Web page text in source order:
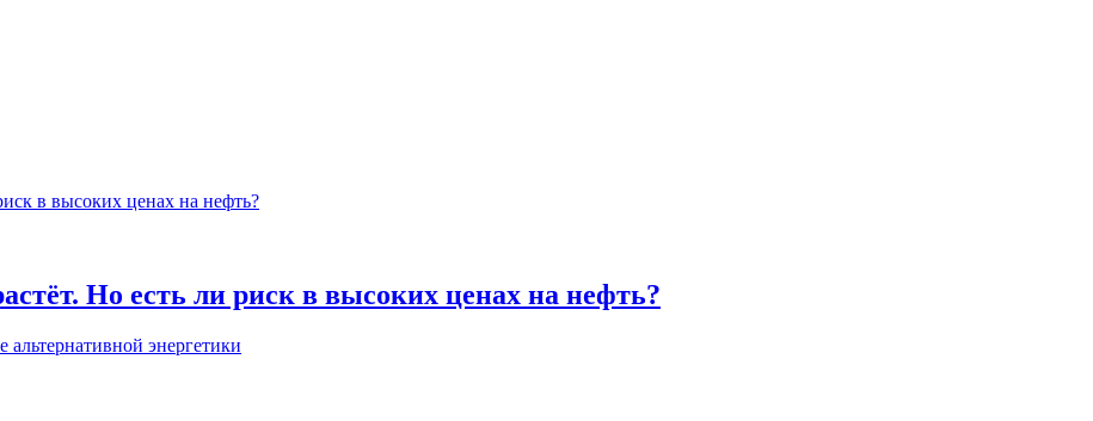
Но есть ли риск в высоких ценах на нефть?